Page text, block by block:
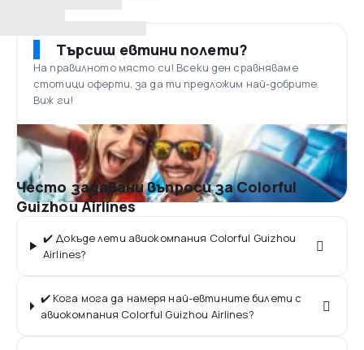
Търсиш евтини полети?
На правилното място си! Всеки ден сравняваме
стотици оферти, за да ти предложим най-добрите.
Виж ги!
Често задавани въпроси за Colorful
Guizhou Airlines
✔️ Докъде лети авиокомпания Colorful Guizhou
Airlines?
✔️ Кога мога да намеря най-евтините билети с
авиокомпания Colorful Guizhou Airlines?